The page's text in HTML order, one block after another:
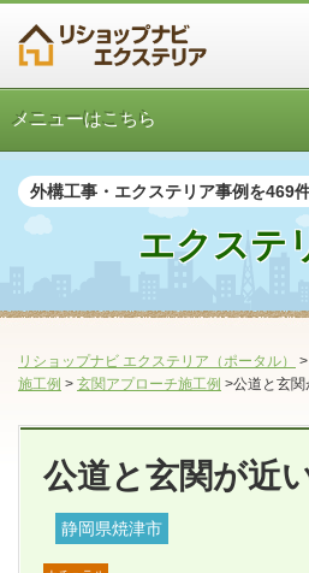
メニューはこちら
外構工事・エクステリア事例を469
エクステ
リショップナビ エクステリア（ポータル） >
施工例 > 玄関アプローチ施工例 >公道と玄
公道と玄関が近
静岡県焼津市